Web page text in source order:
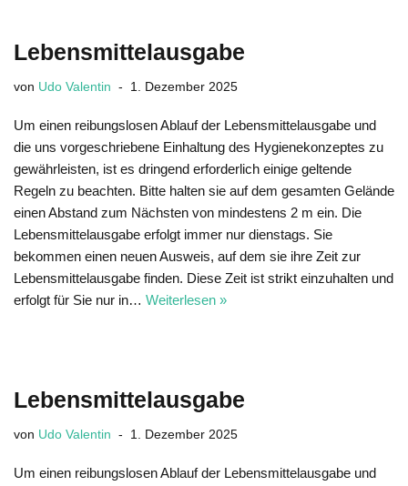
Lebensmittelausgabe
von Udo Valentin 1. Dezember 2025
Um einen reibungslosen Ablauf der Lebensmittelausgabe und
die uns vorgeschriebene Einhaltung des Hygienekonzeptes zu
gewährleisten, ist es dringend erforderlich einige geltende
Regeln zu beachten. Bitte halten sie auf dem gesamten Gelände
einen Abstand zum Nächsten von mindestens 2 m ein. Die
Lebensmittelausgabe erfolgt immer nur dienstags. Sie
bekommen einen neuen Ausweis, auf dem sie ihre Zeit zur
Lebensmittelausgabe finden. Diese Zeit ist strikt einzuhalten und
erfolgt für Sie nur in… Weiterlesen »
Lebensmittelausgabe
von Udo Valentin 1. Dezember 2025
Um einen reibungslosen Ablauf der Lebensmittelausgabe und